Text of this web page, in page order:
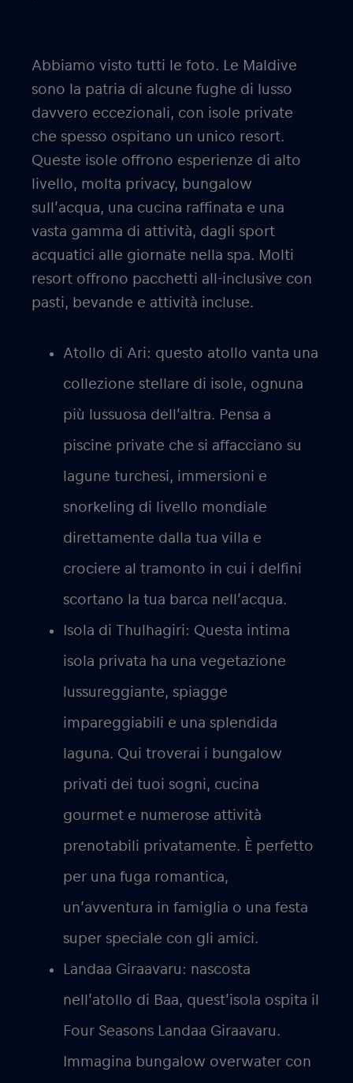
Abbiamo visto tutti le foto. Le Maldive
sono la patria di alcune fughe di lusso
davvero eccezionali, con isole private
che spesso ospitano un unico resort.
Queste isole offrono esperienze di alto
livello, molta privacy, bungalow
sull’acqua, una cucina raffinata e una
vasta gamma di attività, dagli sport
acquatici alle giornate nella spa. Molti
resort offrono pacchetti all-inclusive con
pasti, bevande e attività incluse.
Atollo di Ari: questo atollo vanta una
collezione stellare di isole, ognuna
più lussuosa dell’altra. Pensa a
piscine private che si affacciano su
lagune turchesi, immersioni e
snorkeling di livello mondiale
direttamente dalla tua villa e
crociere al tramonto in cui i delfini
scortano la tua barca nell’acqua.
Isola di Thulhagiri: Questa intima
isola privata ha una vegetazione
lussureggiante, spiagge
impareggiabili e una splendida
laguna. Qui troverai i bungalow
privati dei tuoi sogni, cucina
gourmet e numerose attività
prenotabili privatamente. È perfetto
per una fuga romantica,
un’avventura in famiglia o una festa
super speciale con gli amici.
Landaa Giraavaru: nascosta
nell’atollo di Baa, quest’isola ospita il
Four Seasons Landaa Giraavaru.
Immagina bungalow overwater con